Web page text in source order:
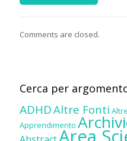
Comments are closed.
Cerca per
ADHDAltre Fonti
ApprendimentoArea